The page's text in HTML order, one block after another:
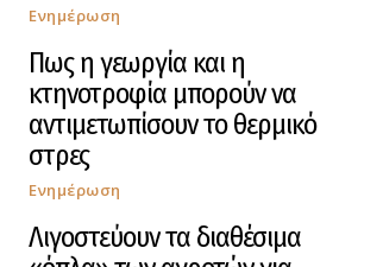
Ενημέρωση
Πως η γεωργία και η
κτηνοτροφία μπορούν να
αντιμετωπίσουν το θερμικό
στρες
Ενημέρωση
Λιγοστεύουν τα διαθέσιμα